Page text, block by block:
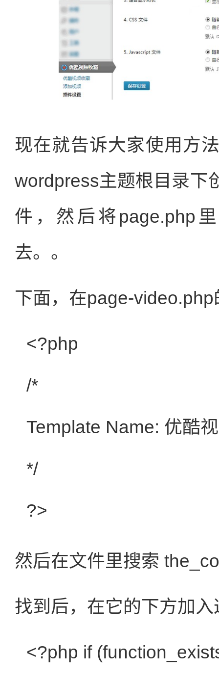
现在就告诉大家使用方
wordpress主题根目录下
件，然后将page.php
去。。
下面，在page-
<?php
/*
Template Name: 优酷
*/
?>
然后在文件里搜索
找到后，在它的下方加
<?php if